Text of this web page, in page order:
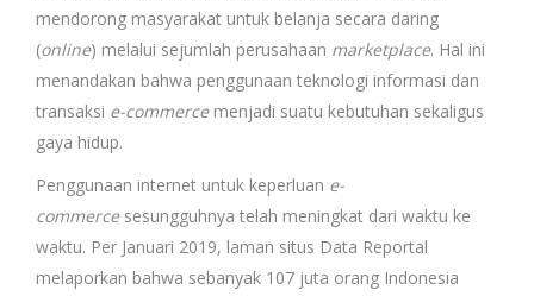
mendorong masyarakat untuk belanja secara daring
(online) melalui sejumlah perusahaan marketplace. Hal ini
menandakan bahwa penggunaan teknologi informasi dan
transaksi e-commercemenjadi suatu kebutuhan sekaligus
gaya hidup.
Penggunaan internet untuk keperluan e-
commercesesungguhnya telah meningkat dari waktu ke
waktu. Per Januari 2019, laman situs Data Reportal
melaporkan bahwa sebanyak 107 juta orang Indonesia